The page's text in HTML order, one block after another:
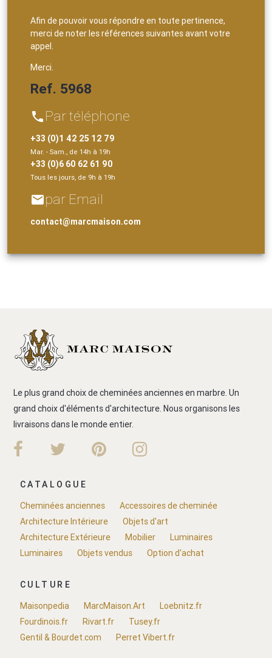
Afin de pouvoir vous répondre en toute pertinence,
merci de noter les références suivantes avant votre
appel.
Merci.
Ref. 5968
phone Par téléphone
+33 (0)1 42 25 12 79
Mar. - Sam., de 14h à 19h
+33 (0)6 60 62 61 90
Tous les jours, de 9h à 19h
emailpar Email
contact@marcmaison.com
Le plus grand choix de cheminées anciennes en marbre. Un
grand choix d'éléments d'architecture. Nous organisons les
livraisons dans le monde entier.
CATALOGUE
Cheminées anciennes
Accessoires de cheminée
Architecture Intérieure
Objets d'art
Architecture Extérieure
Mobilier
Luminaires
Luminaires
Objets vendus Option d'achat
CULTURE
Maisonpedia
MarcMaison.Art
Loebnitz.fr
Fourdinois.fr
Rivart.fr
Tusey.fr
Gentil & Bourdet.com
Perret Vibert.fr